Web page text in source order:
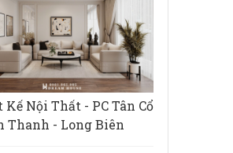
Nội Thất - PC Tân Cổ
Thanh - Long Biên